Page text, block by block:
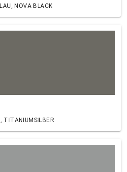
NOVA BLACK
TITANIUMSILBER